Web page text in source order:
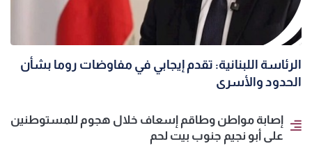
الرئاسة اللبنانية: تقدم إيجابي في مفاوضات روما بشأن
الحدود والأسرى
إصابة مواطن وطاقم إسعاف خلال هجوم للمستوطنين
على أبو نجيم جنوب بيت لحم